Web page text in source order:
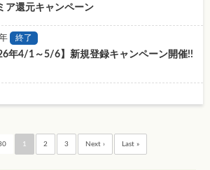
ア還元キャンペーン
終了
年4/1～5/6】新規登録キャンペーン開催!!
1 2 3 Next › Last »